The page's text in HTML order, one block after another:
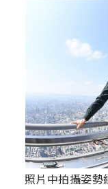
照片中拍攝姿